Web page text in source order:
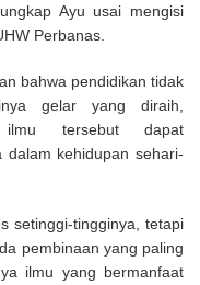
Ayu usai mengisi
Perbanas.
bahwa pendidikan tidak
gelar yang diraih,
ilmu tersebut dapat
dalam kehidupan sehari-
setinggi-tingginya, tetapi
pembinaan yang paling
ilmu yang bermanfaat